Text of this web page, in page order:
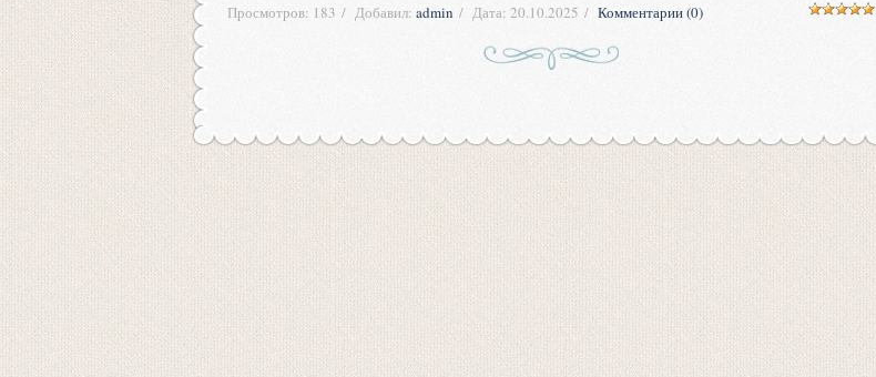
Просмотров: 183 Добавил: admin Дата: 20.10.2025 Комментарии (0)